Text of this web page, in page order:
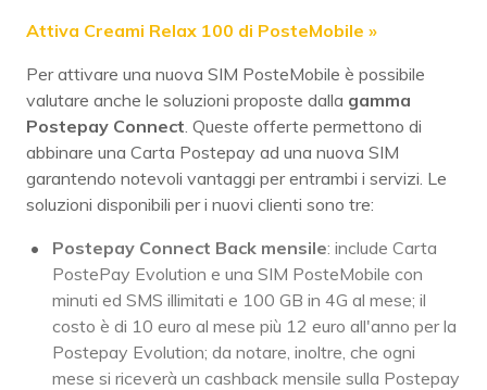
Attiva Creami Relax 100 di PosteMobile »
Per attivare una nuova SIM PosteMobile è possibile
valutare anche le soluzioni proposte dalla gamma
Postepay Connect . Queste offerte permettono di
abbinare una Carta Postepay ad una nuova SIM
garantendo notevoli vantaggi per entrambi i servizi. Le
soluzioni disponibili per i nuovi clienti sono tre:
Postepay Connect Back mensile: include Carta
PostePay Evolution e una SIM PosteMobile con
minuti ed SMS illimitati e 100 GB in 4G al mese; il
costo è di 10 euro al mese più 12 euro all'anno per la
Postepay Evolution; da notare, inoltre, che ogni
mese si riceverà un cashback mensile sulla Postepay